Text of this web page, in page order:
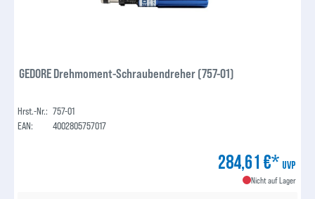
GEDORE Drehmoment-Schraubendreher (757-01)
Hrst.-Nr.: 757-01
EAN:
4002805757017
284,61 €* UVP
Nicht auf Lager